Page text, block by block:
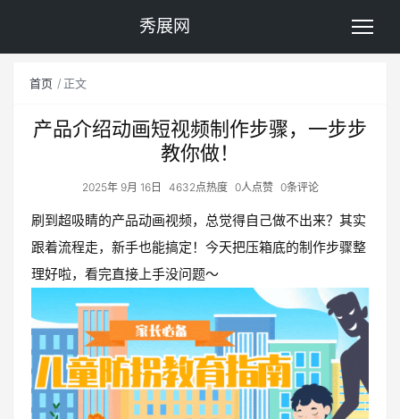
秀展网
首页 正文
产品介绍动画短视频制作步骤，一步步
教你做！
2025年 9月 16日 4632点热度 0人点赞 0条评论
刷到超吸睛的产品动画视频，总觉得自己做不出来？其实
跟着流程走，新手也能搞定！今天把压箱底的制作步骤整
理好啦，看完直接上手没问题～